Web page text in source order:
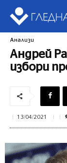
Анализи
Андрей
избори
13/04/2021